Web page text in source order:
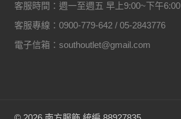
客服時間：週一至週五 早上9:00~下午6:00
客服專線：0900-779-642 / 05-2843776
電子信箱：southoutlet@gmail.com